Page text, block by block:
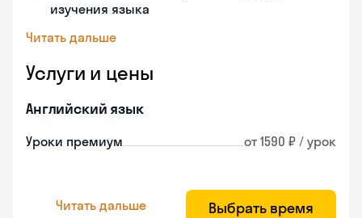
изучения языка
Читать дальше
Услуги и цены
Английский язык
Уроки премиум от 1590 ₽ / урок
Читать дальше Выбрать время